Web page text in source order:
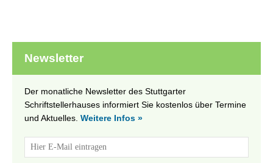
Newsletter
Der monatliche Newsletter des Stuttgarter
Schriftstellerhauses informiert Sie kostenlos über Termine
und Aktuelles. Weitere Infos »